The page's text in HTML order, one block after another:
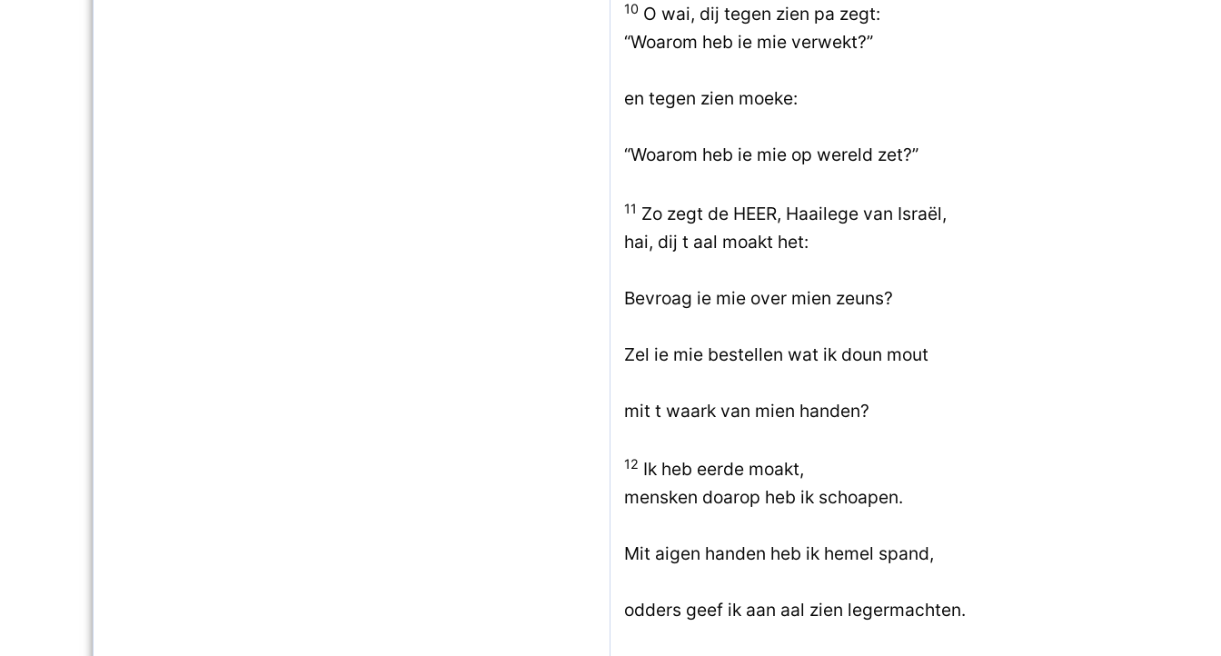
10 O wai, dij tegen zien pa zegt:
“Woarom heb ie mie verwekt?”
en tegen zien moeke:
“Woarom heb ie mie op wereld zet?”
11 Zo zegt de HEER, Haailege van Israël,
hai, dij t aal moakt het:
Bevroag ie mie over mien zeuns?
Zel ie mie bestellen wat ik doun mout
mit t waark van mien handen?
12 Ik heb eerde moakt,
mensken doarop heb ik schoapen.
Mit aigen handen heb ik hemel spand,
odders geef ik aan aal zien legermachten.